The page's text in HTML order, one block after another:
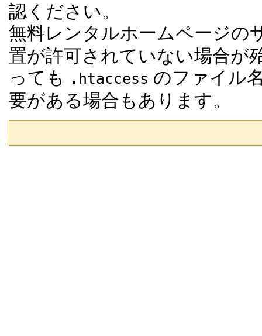
認ください。
無料レンタルホームページの
置が許可されていない場合が
っても
.htaccess のファイル
要がある場合もあります。